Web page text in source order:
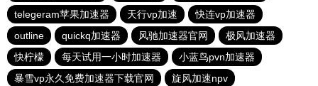
telegeram苹果加速器
天行vp加速
快连vp加速器
outline
quickq加速器 风驰加速器官网
极风加速器
快柠檬
每天试用一小时加速器
小蓝鸟pvn加速器
暴雪vp永久免费加速器下载官网
旋风加速npv